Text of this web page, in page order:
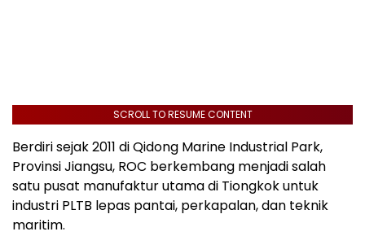
SCROLL TO RESUME CONTENT
Berdiri sejak 2011 di Qidong Marine Industrial Park,
Provinsi Jiangsu, ROC berkembang menjadi salah
satu pusat manufaktur utama di Tiongkok untuk
industri PLTB lepas pantai, perkapalan, dan teknik
maritim.